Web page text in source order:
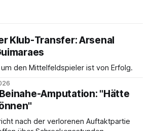
Klub-Transfer: Arsenal
den Mittelfeldspieler ist von Erfolg.
Amputation: "Hätte
nach der verlorenen Auftaktpartie